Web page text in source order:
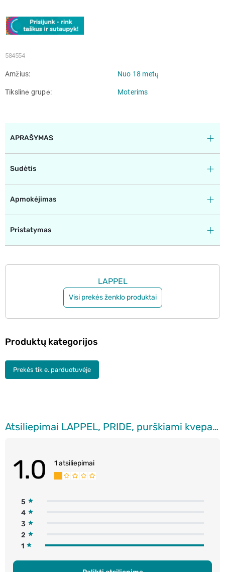
584554
Amžius Nuo 18 metų
Tikslinė grupė Moterims
APRAŠYMAS
Sudėtis
Apmokėjimas
Pristatymas
LAPPEL
Visi prekės ženklo produktai
Atsiliepimai LAPPEL, PRIDE, purškiami kvepalai, 17 ml.
1.0 1 atsiliepimai
5
4
3
2
1
Produktų kategorijos
Prekės tik e. parduotuvėje